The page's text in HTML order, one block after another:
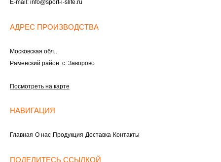
E-mail: info@sport-i-slife.ru
АДРЕС ПРОИЗВОДСТВА
Московская обл.,
Раменский район. с. Заворово
Посмотреть на карте
НАВИГАЦИЯ
Главная О нас Продукция Доставка Контакты
ПОДЕЛИТЕСЬ ССЫЛКОЙ